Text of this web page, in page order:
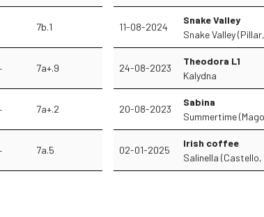
7b.1
7a+.9
7a+.2
7a.5
11-08-2024
Snake Valley
Snake Valley
24-08-2023
Theodora L1
Kalydna
20-08-2023
Sabina
Summertime
02-01-2025
Irish coffee
Salinella